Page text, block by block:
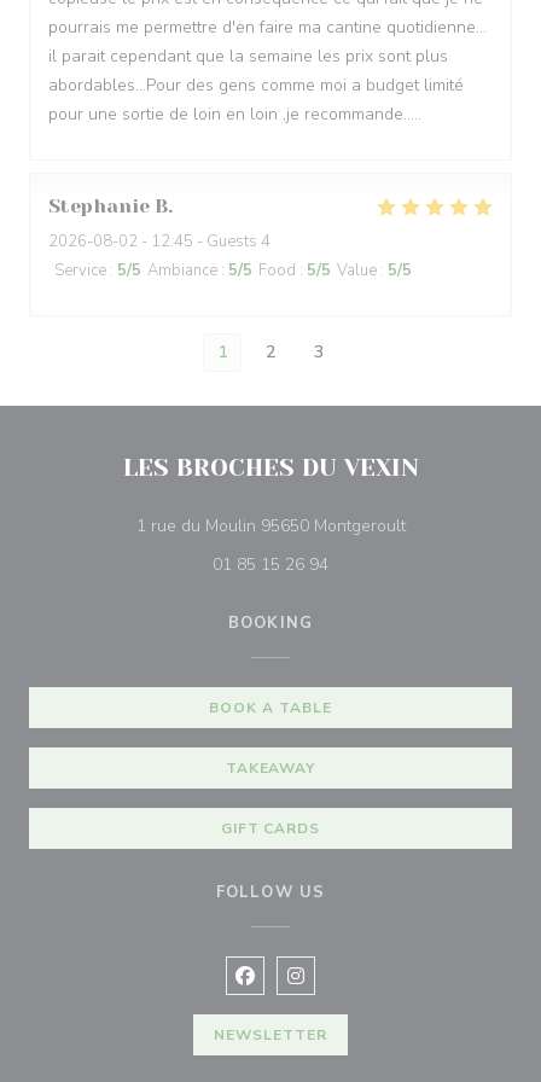
pourrais me permettre d'en faire ma cantine quotidienne...
il parait cependant que la semaine les prix sont plus
abordables...Pour des gens comme moi a budget limité
pour une sortie de loin en loin ,je recommande.....
Stephanie B
2026-08-02 - 12:45 - Guests 4
Service : 5/5 Ambiance : 5/5 Food : 5/5 Value : 5/5
1 2 3
LES BROCHES DU VEXIN
1 rue du Moulin 95650 Montgeroult((opens in a new
01 85 15 26 94
BOOKING
BOOK A TABLE
TAKEAWAY
GIFT CARDS
FOLLOW US
Facebook ((opens in a new
Instagram ((opens in a new
NEWSLETTER